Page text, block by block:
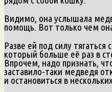
Видимо, она услышала
помощь. Вот только чем
Разве ей под силу
который больше её раз в
Впрочем, надо признать,
заставило-таки медведя
и остановиться в